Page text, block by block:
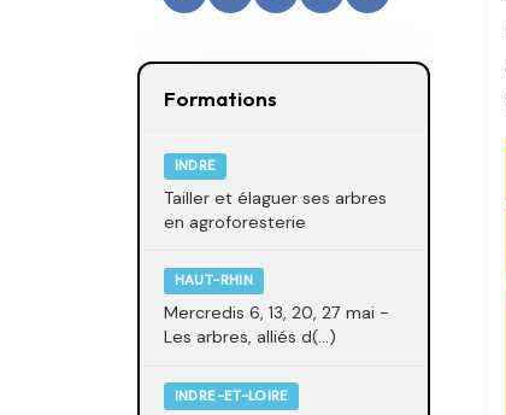
Formations
INDRE
Tailler et élaguer ses arbres
en agroforesterie
HAUT-RHIN
Mercredis 6, 13, 20, 27 mai -
Les arbres, alliés d(...)
INDRE-ET-LOIRE